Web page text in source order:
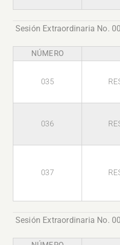
Sesión Extraordinaria No.
NÚMERO
035
036
037
Sesión Extraordinaria No.